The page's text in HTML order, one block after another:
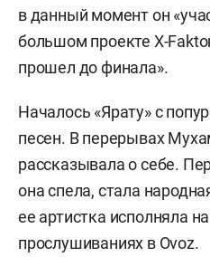
в данный момент он
большом проекте X-
прошел до финала».
Началось «Ярату» с
песен. В перерывах
рассказывала о себе.
она спела, стала
ее артистка исполняла
прослушиваниях в Ovoz.